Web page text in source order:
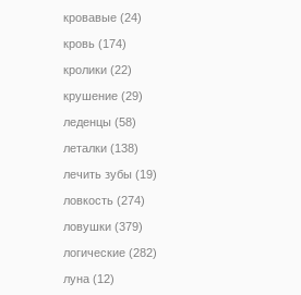
кровавые (24)
кровь (174)
кролики (22)
крушение (29)
леденцы (58)
леталки (138)
лечить зубы (19)
ловкость (274)
ловушки (379)
логические (282)
луна (12)